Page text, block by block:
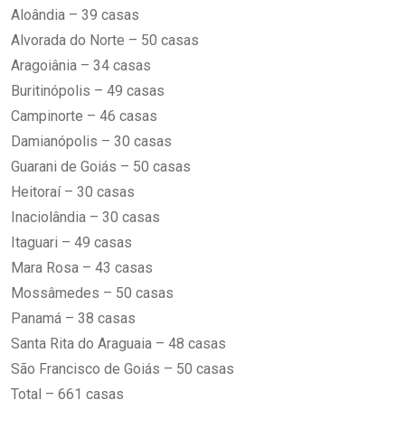
Aloândia – 39 casas
Alvorada do Norte – 50 casas
Aragoiânia – 34 casas
Buritinópolis – 49 casas
Campinorte – 46 casas
Damianópolis – 30 casas
Guarani de Goiás – 50 casas
Heitoraí – 30 casas
Inaciolândia – 30 casas
Itaguari – 49 casas
Mara Rosa – 43 casas
Mossâmedes – 50 casas
Panamá – 38 casas
Santa Rita do Araguaia – 48 casas
São Francisco de Goiás – 50 casas
Total – 661 casas